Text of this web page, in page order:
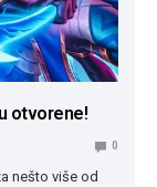
otvorene!
0
nešto više od